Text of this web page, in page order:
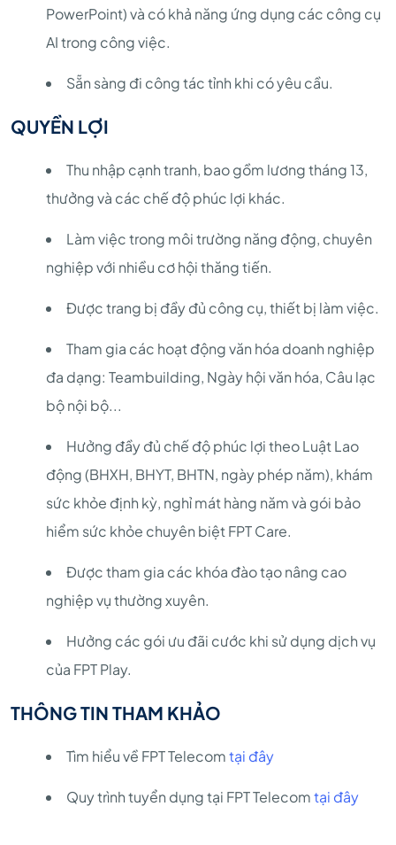
PowerPoint) và có khả năng ứng dụng các công cụ
AI trong công việc.
Sẵn sàng đi công tác tỉnh khi có yêu cầu.
QUYỀN LỢI
Thu nhập cạnh tranh, bao gồm lương tháng 13,
thưởng và các chế độ phúc lợi khác.
Làm việc trong môi trường năng động, chuyên
nghiệp với nhiều cơ hội thăng tiến.
Được trang bị đầy đủ công cụ, thiết bị làm việc.
Tham gia các hoạt động văn hóa doanh nghiệp
đa dạng: Teambuilding, Ngày hội văn hóa, Câu lạc
bộ nội bộ...
Hưởng đầy đủ chế độ phúc lợi theo Luật Lao
động (BHXH, BHYT, BHTN, ngày phép năm), khám
sức khỏe định kỳ, nghỉ mát hàng năm và gói bảo
hiểm sức khỏe chuyên biệt FPT Care.
Được tham gia các khóa đào tạo nâng cao
nghiệp vụ thường xuyên.
Hưởng các gói ưu đãi cước khi sử dụng dịch vụ
của FPT Play.
THÔNG TIN THAM KHẢO
Tìm hiểu về FPT Telecomtại đây
Quy trình tuyển dụng tại FPT Telecomtại đây